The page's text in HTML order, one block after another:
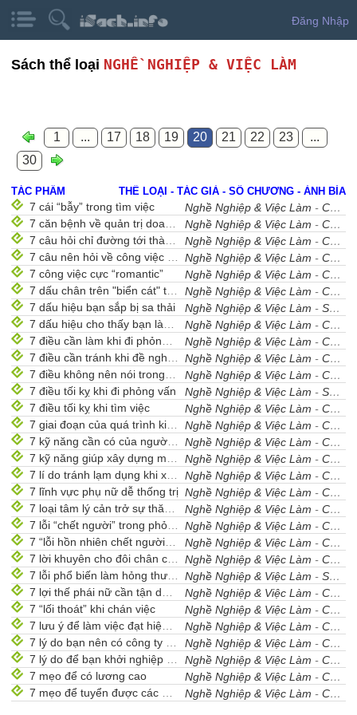
Đăng Nhập
Sách thể loại NGHỀ NGHIỆP & VIỆC LÀM
1 ... 17 18 19 20 21 22 23
...
30
TÁC PHẨM THỂ LOẠI - TÁC GIẢ - SỐ CHƯƠNG - ẢNH BÌA
7 cái “bẫy” trong tìm việc Nghề Nghiệp & Việc Làm -Cẩm Nang Nghề Nghiệp
7 căn bệnh về quản trị doanh nghiệp Việt Nam
Nghề Nghiệp & Việc Làm -Cẩm Nang Nghề Nghiệp
7 câu hỏi chỉ đường tới thành công
Nghề Nghiệp & Việc Làm -Cẩm Nang Nghề Nghiệp
7 câu nên hỏi về công việc mới
Nghề Nghiệp & Việc Làm -Cẩm Nang Nghề Nghiệp
7 công việc cực “romantic”
Nghề Nghiệp & Việc Làm -Cẩm Nang Nghề Nghiệp
7 dấu chân trên "biển cát" thời gian
Nghề Nghiệp & Việc Làm -Cẩm Nang Nghề Nghiệp
7 dấu hiệu bạn sắp bị sa thải
Nghề Nghiệp & Việc Làm -Sưu Tầm
7 dấu hiệu cho thấy bạn làm việc không hiệu quả
Nghề Nghiệp & Việc Làm -Cẩm Nang Nghề Nghiệp
7 điều cần làm khi đi phỏng vấn ở công ty lớn
Nghề Nghiệp & Việc Làm -Cẩm Nang Nghề Nghiệp
7 điều cần tránh khi đề nghị tăng lương
Nghề Nghiệp & Việc Làm -Cẩm Nang Nghề Nghiệp
7 điều không nên nói trong cuộc phỏng vấn
Nghề Nghiệp & Việc Làm -Cẩm Nang Nghề Nghiệp
7 điều tối kỵ khi đi phỏng vấn
Nghề Nghiệp & Việc Làm -Sưu Tầm
7 điều tối kỵ khi tìm việc
Nghề Nghiệp & Việc Làm -Cẩm Nang Nghề Nghiệp
7 giai đoạn của quá trình kinh doanh (Phần 2)
Nghề Nghiệp & Việc Làm -Cẩm Nang Nghề Nghiệp
7 kỹ năng cần có của người quản lý dự án
Nghề Nghiệp & Việc Làm -Cẩm Nang Nghề Nghiệp
7 kỹ năng giúp xây dựng mối quan hệ bền vững
Nghề Nghiệp & Việc Làm -Cẩm Nang Nghề Nghiệp
7 lí do tránh lạm dụng khi xin nghỉ việc
Nghề Nghiệp & Việc Làm -Cẩm Nang Nghề Nghiệp
7 lĩnh vực phụ nữ dễ thống trị Nghề Nghiệp & Việc Làm -Cẩm Nang Nghề Nghiệp
7 loại tâm lý cản trở sự thăng tiến
Nghề Nghiệp & Việc Làm -Cẩm Nang Nghề Nghiệp
7 lỗi “chết người” trong phỏng vấn
Nghề Nghiệp & Việc Làm -Cẩm Nang Nghề Nghiệp
7 “lỗi hồn nhiên chết người” tại công sở
Nghề Nghiệp & Việc Làm -Cẩm Nang Nghề Nghiệp
7 lời khuyên cho đôi chân của nhân viên văn phòng
Nghề Nghiệp & Việc Làm -Cẩm Nang Nghề Nghiệp
7 lỗi phổ biến làm hỏng thư tìm việc
Nghề Nghiệp & Việc Làm -Sưu Tầm
7 lợi thế phái nữ cần tận dụng khi làm việc
Nghề Nghiệp & Việc Làm -Cẩm Nang Nghề Nghiệp
7 “lối thoát” khi chán việc
Nghề Nghiệp & Việc Làm -Cẩm Nang Nghề Nghiệp
7 lưu ý để làm việc đạt hiệu quả
Nghề Nghiệp & Việc Làm -Cẩm Nang Nghề Nghiệp
7 lý do bạn nên có công ty riêng
Nghề Nghiệp & Việc Làm -Cẩm Nang Nghề Nghiệp
7 lý do để bạn khởi nghiệp kinh doanh
Nghề Nghiệp & Việc Làm -Cẩm Nang Nghề Nghiệp
7 mẹo để có lương cao
Nghề Nghiệp & Việc Làm -Cẩm Nang Nghề Nghiệp
7 mẹo để tuyển được các nhân viên hoàn hảo (phần 1)
Nghề Nghiệp & Việc Làm -Cẩm Nang Nghề Nghiệp